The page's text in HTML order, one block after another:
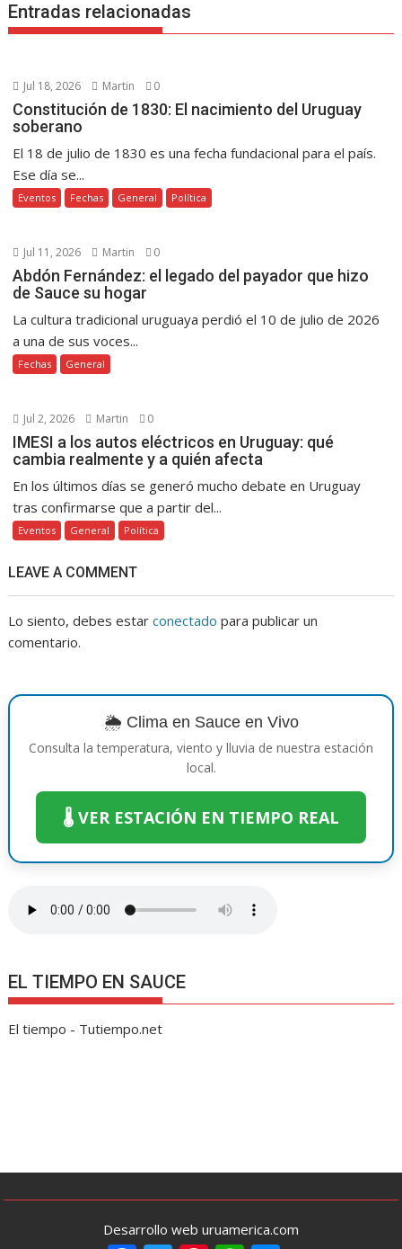
Entradas relacionadas
Jul 18, 2026 Martin 0
Constitución de 1830: El nacimiento del Uruguay
soberano
El 18 de julio de 1830 es una fecha fundacional para el país.
Ese día se...
Eventos Fechas General Política
Jul 11, 2026 Martin 0
Abdón Fernández: el legado del payador que hizo
de Sauce su hogar
La cultura tradicional uruguaya perdió el 10 de julio de 2026
a una de sus voces...
Fechas General
Jul 2, 2026 Martin 0
IMESI a los autos eléctricos en Uruguay: qué
cambia realmente y a quién afecta
En los últimos días se generó mucho debate en Uruguay
tras confirmarse que a partir del...
Eventos General Política
LEAVE A COMMENT
Lo siento, debes estarconectado para publicar un
comentario.
🌦️ Clima en Sauce en Vivo
Consulta la temperatura, viento y lluvia de nuestra estación
local.
🌡️ VER ESTACIÓN EN TIEMPO REAL
EL TIEMPO EN SAUCE
El tiempo - Tutiempo.net
Desarrollo web uruamerica.com